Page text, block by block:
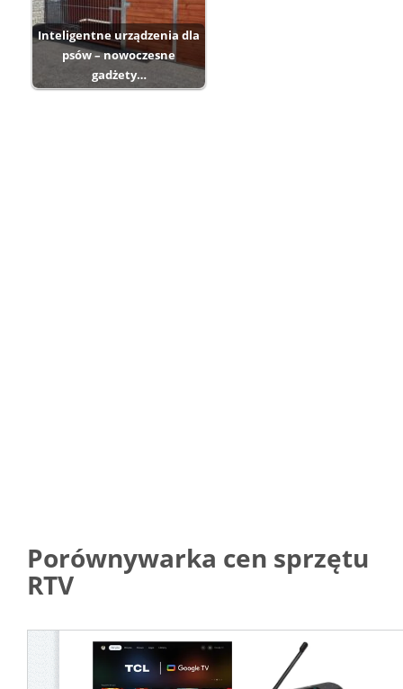
Inteligentne urządzenia dla
psów – nowoczesne
gadżety…
Porównywarka cen sprzętu
RTV